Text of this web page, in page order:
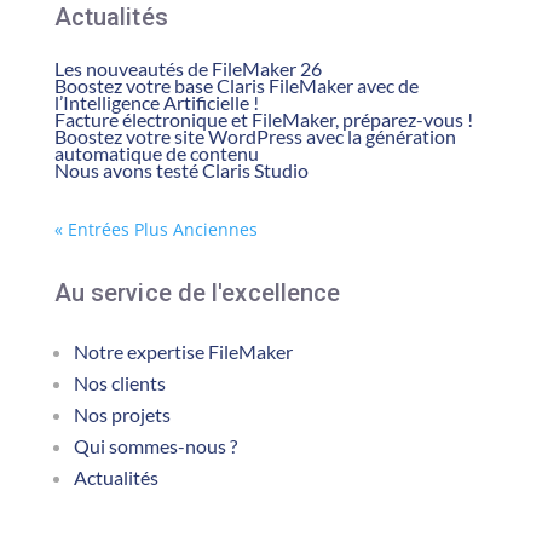
Actualités
Les nouveautés de FileMaker 26
Boostez votre base Claris FileMaker avec de
l’Intelligence Artificielle !
Facture électronique et FileMaker, préparez-vous !
Boostez votre site WordPress avec la génération
automatique de contenu
Nous avons testé Claris Studio
« Entrées Plus Anciennes
Au service de l'excellence
Notre expertise FileMaker
Nos clients
Nos projets
Qui sommes-nous ?
Actualités